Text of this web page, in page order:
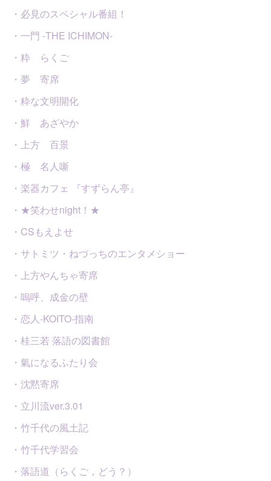
・必見のスペシャル番組！
・一門 -THE ICHIMON-
・粋 らくご
・夢 寄席
・粋な文明開化
・鮮 あざやか
・上方 百景
・極 名人噺
・楽器カフェ 『すずらん亭』
・★笑わせnight！★
・CSもえよせ
・サトミツ・ねづっちのエンタメショー
・上方やんちゃ寄席
・嗚呼、成金の壁
・恋人-KOITO-指南
・桂三若 落語の図書館
・氣になるふたり会
・沈黙寄席
・立川流ver.3.01
・竹千代の風土記
・竹千代学習会
・落語道（らくご，どう？）